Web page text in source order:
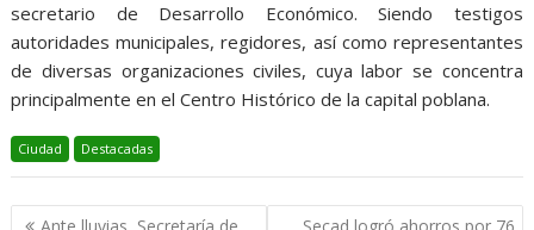
secretario de Desarrollo Económico. Siendo testigos
autoridades municipales, regidores, así como representantes
de diversas organizaciones civiles, cuya labor se concentra
principalmente en el Centro Histórico de la capital poblana.
Ciudad Destacadas
Navegación
Ante lluvias, Secretaría de Secad logró ahorros por 76